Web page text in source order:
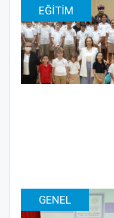
EĞITIM
GENEL